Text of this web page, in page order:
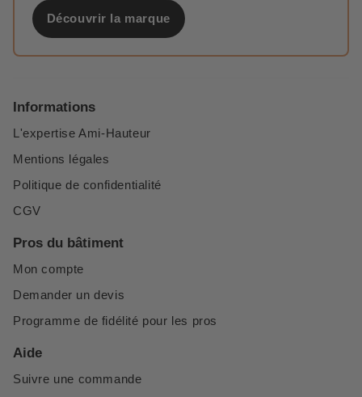
Découvrir la marque
Informations
L'expertise Ami-Hauteur
Mentions légales
Politique de confidentialité
CGV
Pros du bâtiment
Mon compte
Demander un devis
Programme de fidélité pour les pros
Aide
Suivre une commande